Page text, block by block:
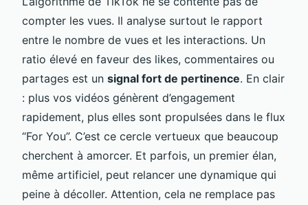
compter les vues. Il analyse surtout le rapport
entre le nombre de vues et les interactions. Un
ratio élevé en faveur des likes, commentaires ou
partages est un signal fort de pertinence. En clair
: plus vos vidéos génèrent d’engagement
rapidement, plus elles sont propulsées dans le flux
“For You”. C’est ce cercle vertueux que beaucoup
cherchent à amorcer. Et parfois, un premier élan,
même artificiel, peut relancer une dynamique qui
peine à décoller. Attention, cela ne remplace pas